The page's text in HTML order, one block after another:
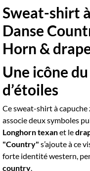
Sweat-shirt
Danse
Horn &
Une icône
d’étoiles
Ce sweat-shirt à
associe deux symboles
Longhorn texanet le
"Country" s’ajoute à ce
forte identité western,
country.